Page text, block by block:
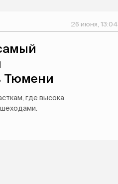
26 июня, 13:04
Тюмени
где высока